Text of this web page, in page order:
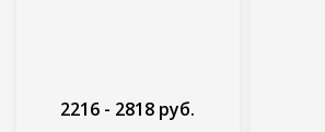
2216 - 2818 руб.